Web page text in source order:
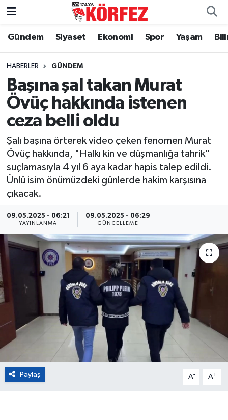
Gündem Siyaset Ekonomi Spor Yaşam
HABERLER GÜNDEM
Başına şal takan Murat
Övüç hakkında istenen
ceza belli oldu
Şalı başına örterek video çeken fenomen Murat
Övüç hakkında, "Halkı kin ve düşmanlığa tahrik"
suçlamasıyla 4 yıl 6 aya kadar hapis talep edildi.
Ünlü isim önümüzdeki günlerde hakim karşısına
çıkacak.
09.05.2025 - 06:21
YAYINLANMA
09.05.2025 - 06:29
GÜNCELLEME
Paylaş A- A+
Gündem
Siyaset
Yerel Yönetim
Ekonomi
Spor
Yaşam
Asayiş
Dünya
Eğitim
Sağlık
Magazin
Turizm
Kültür ve Sanat
Nöbetçi Eczaneler
Hava Durumu
Trafik Durumu
Süper Lig Puan Durumu ve Fikstür
Tüm Manşetler
Son Dakika Haberleri
Haber Arşivi